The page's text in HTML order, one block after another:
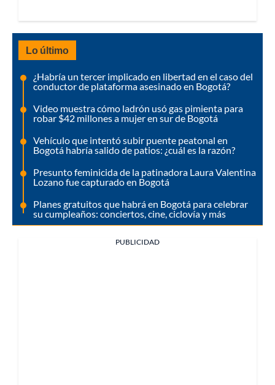
Lo último
¿Habría un tercer implicado en libertad en el caso del
conductor de plataforma asesinado en Bogotá?
Video muestra cómo ladrón usó gas pimienta para
robar $42 millones a mujer en sur de Bogotá
Vehículo que intentó subir puente peatonal en
Bogotá habría salido de patios: ¿cuál es la razón?
Presunto feminicida de la patinadora Laura Valentina
Lozano fue capturado en Bogotá
Planes gratuitos que habrá en Bogotá para celebrar
su cumpleaños: conciertos, cine, ciclovía y más
PUBLICIDAD